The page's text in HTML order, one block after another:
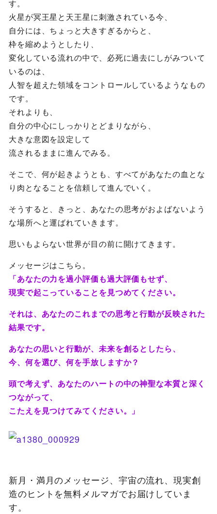
す。
火星が冥王星と天王星に刺激されている今、
自分には、ちょっと大きすぎるからと、
枠を縮めようとしたり、
変化している流れの中で、必死に過去にしがみついて
いるのは、
人智を超えた領域をコントロールしているようなもの
です。
それよりも、
自分の中心にしっかりとどまりながら、
大きな意図を設定して
流されるままに進んでみる。
そこで、何が起きようとも、すべてがあなたの血とな
り肉となることを信頼して進んでいく。
そうすると、きっと、あなたの思考がおよばないよう
な場所へと運ばれていきます。
思いもよらない世界が目の前に開けてきます。
メッセージはこちら。
「あなたの力を過小評価も過大評価もせず、
現実で起こっていることを見つめてください。
それは、あなたのこれまでの思考と行動が反映された
結果です。
あなたの思いと行動が、未来を創るとしたら、
今、何を選び、何を手放しますか？
頭で考えず、あなたのハートの中の神聖な本質と深く
つながって、
こたえを見つけてみてください。」
新月・満月のメッセージ、宇宙の流れ、現実創
造のヒントを無料メルマガでお届けしていま
す。